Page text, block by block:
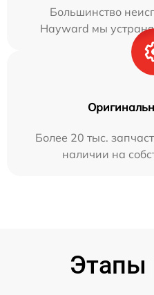
Большинство
Hayward мы
Более 20 тыс.
наличии на
Этапы